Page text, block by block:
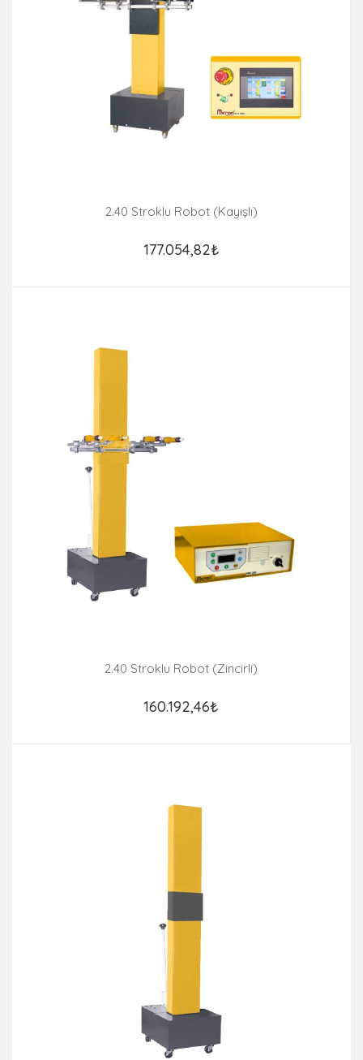
2.40 Stroklu Robot (Kayışlı)
177.054,82₺
2.40 Stroklu Robot (Zincirli)
160.192,46₺